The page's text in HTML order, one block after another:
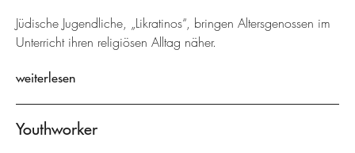
Jüdische Jugendliche, „Likratinos“, bringen Altersgenossen im
Unterricht ihren religiösen Alltag näher.
weiterlesen
Youthworker